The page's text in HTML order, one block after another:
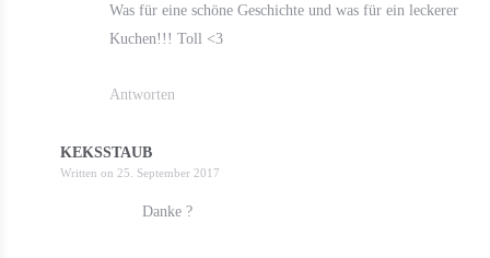
Was für eine schöne Geschichte und was für ein leckerer
Kuchen!!! Toll <3
Antworten
KEKSSTAUB
Written on 25. September 2017
Danke ?